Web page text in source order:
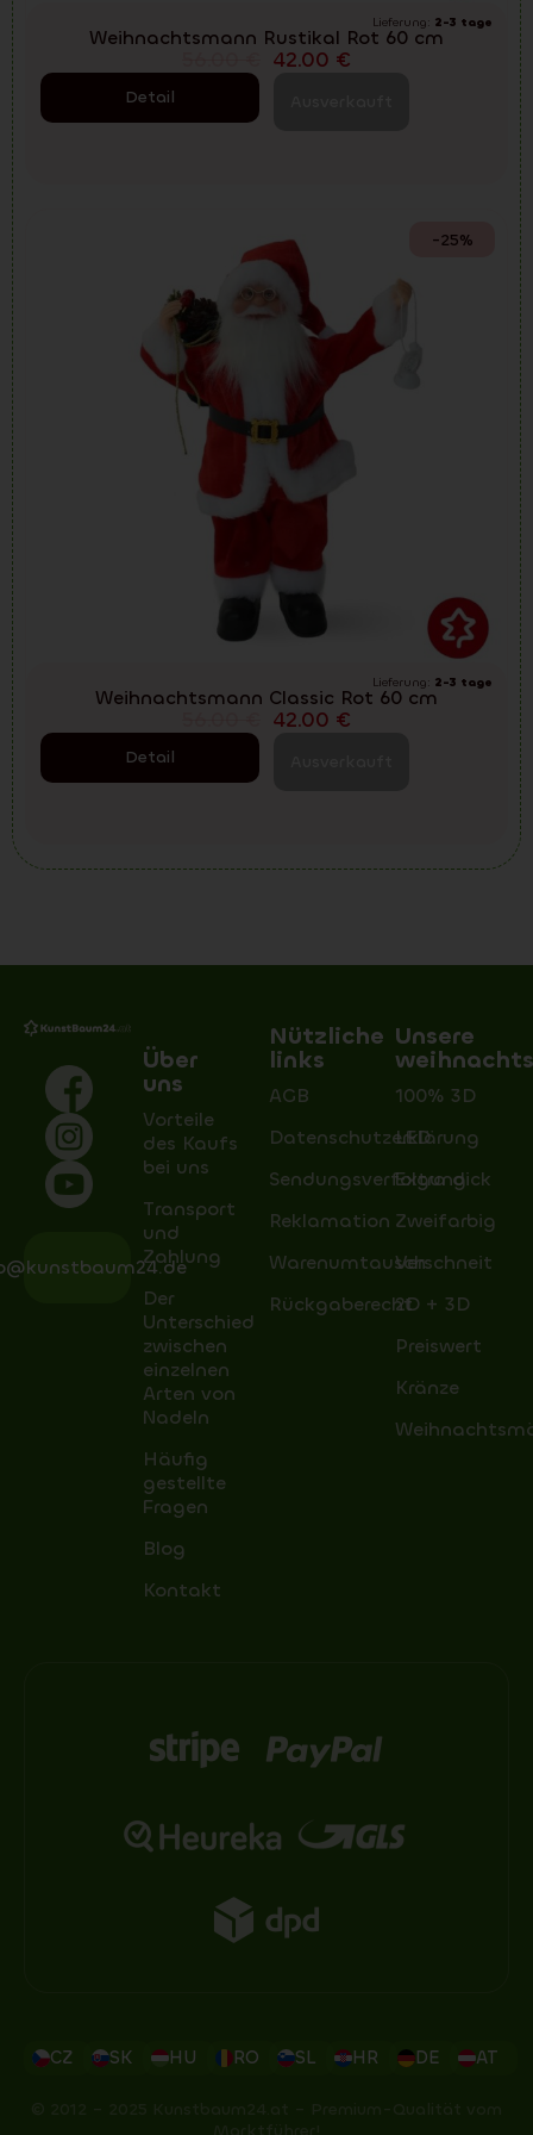
Lieferung: 2-3 tage
Weihnachtsmann Rustikal Rot 60 cm
42.00 €
Detail
-25%
Lieferung: 2-3 tage
Weihnachtsmann Classic Rot 60 cm
42.00 €
Detail
Über
uns
Vorteile
des Kaufs
bei uns
Transport
und
Zahlung
Der
Unterschied
zwischen
einzelnen
Arten von
Nadeln
Häufig
gestellte
Fragen
Blog
Kontakt
Nützliche
links
AGB
Datenschutzerklärung
Sendungsverfolgung
Reklamation
Warenumtausch
Rückgaberecht
Unsere
100% 3D
LED
Extra dick
Zweifarbig
Verschneit
2D + 3D
Preiswert
Kränze
CZ SK HU RO SL HR DE AT